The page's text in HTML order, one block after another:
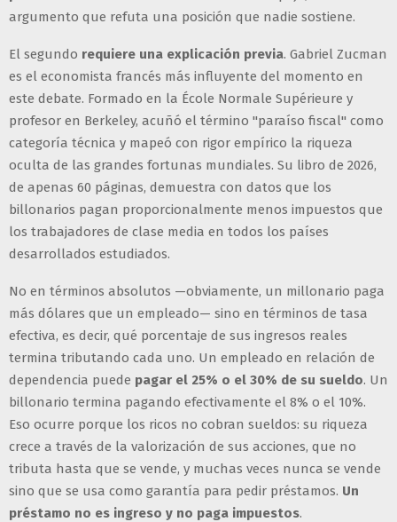
argumento que refuta una posición que nadie sostiene.
El segundo requiere una explicación previa. Gabriel Zucman
es el economista francés más influyente del momento en
este debate. Formado en la École Normale Supérieure y
profesor en Berkeley, acuñó el término "paraíso fiscal" como
categoría técnica y mapeó con rigor empírico la riqueza
oculta de las grandes fortunas mundiales. Su libro de 2026,
de apenas 60 páginas, demuestra con datos que los
billonarios pagan proporcionalmente menos impuestos que
los trabajadores de clase media en todos los países
desarrollados estudiados.
No en términos absolutos —obviamente, un millonario paga
más dólares que un empleado— sino en términos de tasa
efectiva, es decir, qué porcentaje de sus ingresos reales
termina tributando cada uno. Un empleado en relación de
dependencia puede pagar el 25% o el 30% de su sueldo. Un
billonario termina pagando efectivamente el 8% o el 10%.
Eso ocurre porque los ricos no cobran sueldos: su riqueza
crece a través de la valorización de sus acciones, que no
tributa hasta que se vende, y muchas veces nunca se vende
sino que se usa como garantía para pedir préstamos. Un
préstamo no es ingreso y no paga impuestos.